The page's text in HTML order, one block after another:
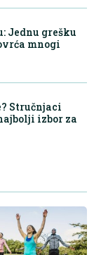
Jednu grešku
mnogi
Stručnjaci
izbor za